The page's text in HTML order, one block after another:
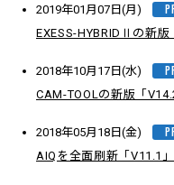
2019年01月07日(月)
EXESS-HYBRIDⅡの新版
2018年10月17日(水)
CAM-TOOLの新版「
2018年05月18日(金)
AIQを全面刷新「V11.1